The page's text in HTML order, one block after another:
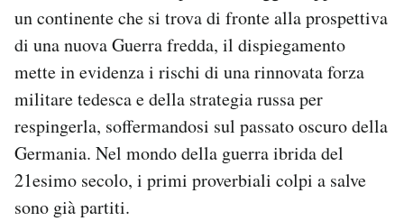
un continente che si trova di fronte alla prospettiva
di una nuova Guerra fredda, il dispiegamento
mette in evidenza i rischi di una rinnovata forza
militare tedesca e della strategia russa per
respingerla, soffermandosi sul passato oscuro della
Germania. Nel mondo della guerra ibrida del
21esimo secolo, i primi proverbiali colpi a salve
sono già partiti.